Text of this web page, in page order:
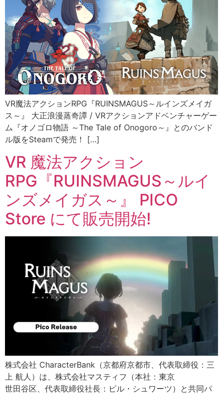
VR魔法アクションRPG『RUINSMAGUS～ルインズメイガ
ス～』 大正浪漫蒸奇譚 / VRアクションアドベンチャーゲー
ム『オノゴロ物語 ～The Tale of Onogoro～』とのバンド
ル版をSteamで発売！ […]
VR 魔法アクション
RPG『RUINSMAGUS～ルイ
ンズメイガス～』 PICO
Store にて販売開始!
株式会社 CharacterBank（京都府京都市、代表取締役：三
上 航人）は、株式会社マスティフ（本社：東京
世田谷区、代表取締役社長：ビル・シュワーツ）と共同パ